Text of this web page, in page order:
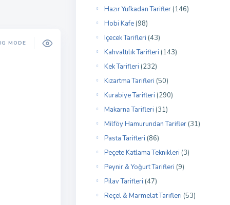
MODE
Hazır Yufkadan Tarifler (146)
Hobi Kafe (98)
Içecek Tarifleri (43)
Kahvaltılık Tarifleri (143)
Kek Tarifleri (232)
Kızartma Tarifleri (50)
Kurabiye Tarifleri (290)
Makarna Tarifleri (31)
Milföy Hamurundan Tarifler (31)
Pasta Tarifleri (86)
Peçete Katlama Teknikleri (3)
Peynir & Yoğurt Tarifleri (9)
Pilav Tarifleri (47)
Reçel & Marmelat Tarifleri (53)